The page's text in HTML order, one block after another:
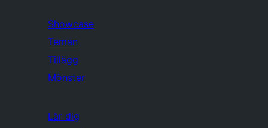
Showcase
Teman
Tillägg
Mönster
Lär dig